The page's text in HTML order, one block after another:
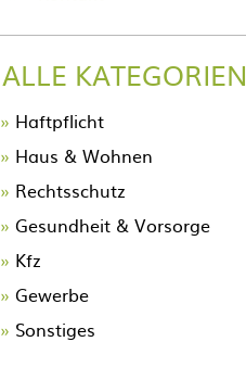
ALLE KATEGORIEN
Navigation
überspringen
Haftpflicht
Haus & Wohnen
Rechtsschutz
Gesundheit & Vorsorge
Kfz
Gewerbe
Sonstiges